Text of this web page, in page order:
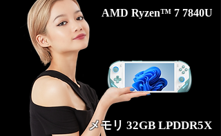
AMD Ryzen™ 7 7840U
メモリ 32GB LPDDR5X